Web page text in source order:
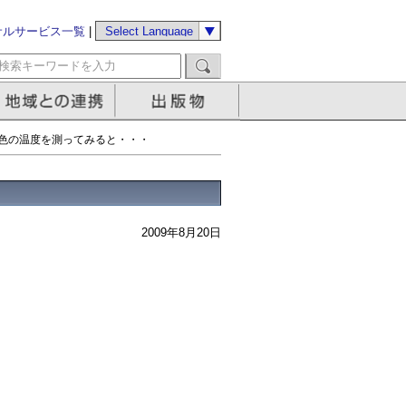
サービス一覧
の温度を測ってみると・・・
2009年8月20日